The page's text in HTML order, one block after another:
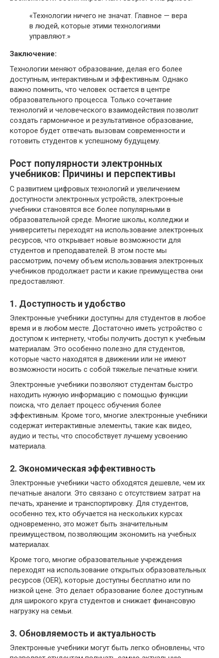
«Технологии ничего не значат. Главное — вера
в людей, которые этими технологиями
управляют.»
Заключение:
Технологии меняют образование, делая его более
доступным, интерактивным и эффективным. Однако
важно помнить, что человек остается в центре
образовательного процесса. Только сочетание
технологий и человеческого взаимодействия позволит
создать гармоничное и результативное образование,
которое будет отвечать вызовам современности и
готовить студентов к успешному будущему.
Рост популярности электронных
учебников: Причины и перспективы
С развитием цифровых технологий и увеличением
доступности электронных устройств, электронные
учебники становятся все более популярными в
образовательной среде. Многие школы, колледжи и
университеты переходят на использование электронных
ресурсов, что открывает новые возможности для
студентов и преподавателей. В этом посте мы
рассмотрим, почему объем использования электронных
учебников продолжает расти и какие преимущества они
предоставляют.
1. Доступность и удобство
Электронные учебники доступны для студентов в любое
время и в любом месте. Достаточно иметь устройство с
доступом к интернету, чтобы получить доступ к учебным
материалам. Это особенно полезно для студентов,
которые часто находятся в движении или не имеют
возможности носить с собой тяжелые печатные книги.
Электронные учебники позволяют студентам быстро
находить нужную информацию с помощью функции
поиска, что делает процесс обучения более
эффективным. Кроме того, многие электронные учебники
содержат интерактивные элементы, такие как видео,
аудио и тесты, что способствует лучшему усвоению
материала.
2. Экономическая эффективность
Электронные учебники часто обходятся дешевле, чем их
печатные аналоги. Это связано с отсутствием затрат на
печать, хранение и транспортировку. Для студентов,
особенно тех, кто обучается на нескольких курсах
одновременно, это может быть значительным
преимуществом, позволяющим экономить на учебных
материалах.
Кроме того, многие образовательные учреждения
переходят на использование открытых образовательных
ресурсов (OER), которые доступны бесплатно или по
низкой цене. Это делает образование более доступным
для широкого круга студентов и снижает финансовую
нагрузку на семьи.
3. Обновляемость и актуальность
Электронные учебники могут быть легко обновлены, что